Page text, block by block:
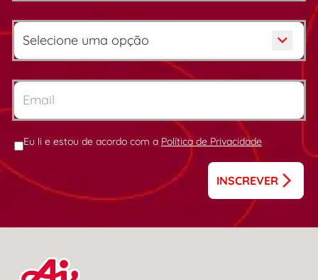
Eu li e estou de acordo com a Política de Privacidade
INSCREVER